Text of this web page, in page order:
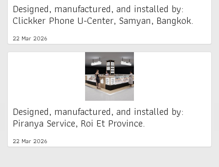
Designed, manufactured, and installed by:
Clickker Phone U-Center, Samyan, Bangkok.
22 Mar 2026
Designed, manufactured, and installed by:
Piranya Service, Roi Et Province.
22 Mar 2026